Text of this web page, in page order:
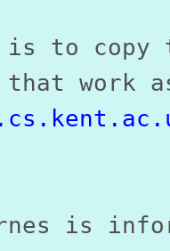
to copy
that work
is